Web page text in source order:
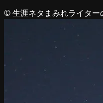
© 生涯ネタまみれライター